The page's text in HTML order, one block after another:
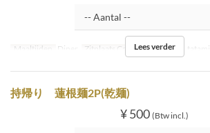
Maaltijden Diner Zitplaats Categorie Inside tatami
Lees verder
持帰り 蓮根麺2P(乾麺)
¥ 500 (Btw incl.)